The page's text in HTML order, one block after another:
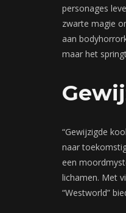
personages
zwarte magie
aan
maar het
“Gewijzigde
naar
een
lichamen. Met
“Westworld”